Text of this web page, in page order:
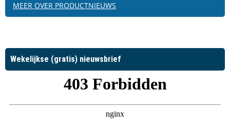
MEER OVER PRODUCTNIEUWS
Wekelijkse (gratis) nieuwsbrief